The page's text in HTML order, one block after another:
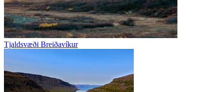
Tjaldsvæði Breiðavíkur